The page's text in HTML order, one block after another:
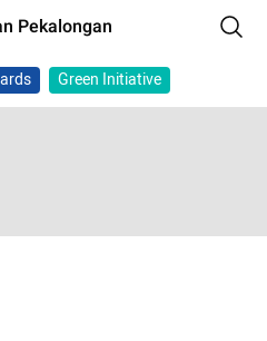
Pekalongan
Green Initiative